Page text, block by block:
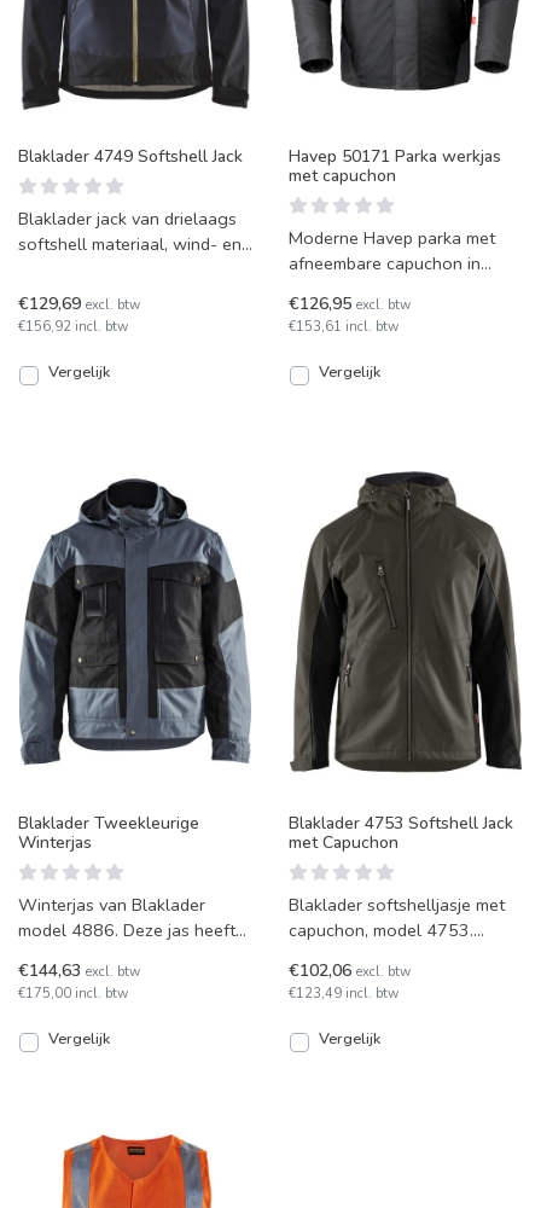
Blaklader 4749 Softshell Jack
Blaklader jack van drielaags
softshell materiaal, wind- en
getapete naden. Op di
€129,69 excl. btw
€156,92 incl. btw
Vergelijk
Havep 50171 Parka werkjas
met capuchon
Moderne Havep parka met
afneembare capuchon in
leverbaar. Zeer sterke werkk
€126,95 excl. btw
€153,61 incl. btw
Vergelijk
Blaklader Tweekleurige
Winterjas
Winterjas van Blaklader
model 4886. Deze jas heeft
Leverbaar in 5 kleuren.
€144,63 excl. btw
€175,00 incl. btw
Vergelijk
Blaklader 4753 Softshell Jack
met Capuchon
Blaklader softshelljasje met
capuchon, model 4753.
met ademende kwalite
€102,06 excl. btw
€123,49 incl. btw
Vergelijk